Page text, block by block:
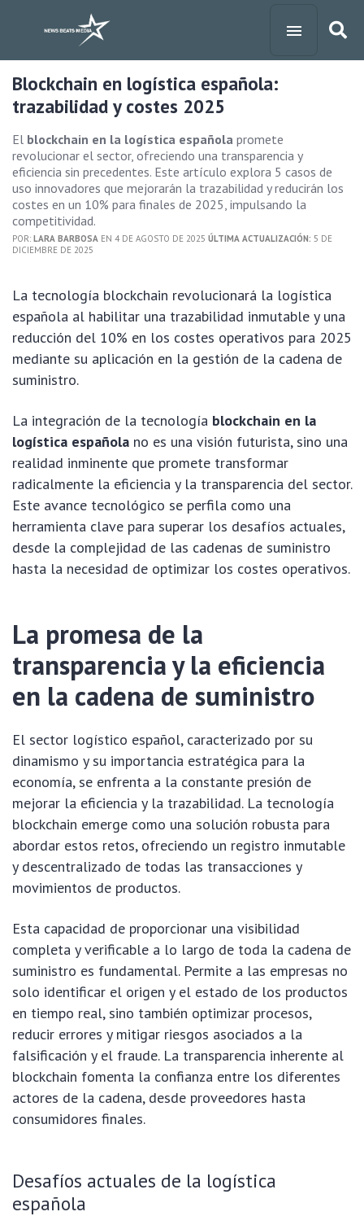
Blockchain en logística española:
trazabilidad y costes 2025
El blockchain en la logística española promete
revolucionar el sector, ofreciendo una transparencia y
eficiencia sin precedentes. Este artículo explora 5 casos de
uso innovadores que mejorarán la trazabilidad y reducirán los
costes en un 10% para finales de 2025, impulsando la
competitividad.
POR: LARA BARBOSA EN 4 DE AGOSTO DE 2025 ÚLTIMA ACTUALIZACIÓN: 5 DE
DICIEMBRE DE 2025
La tecnología blockchain revolucionará la logística
española al habilitar una trazabilidad inmutable y una
reducción del 10% en los costes operativos para 2025
mediante su aplicación en la gestión de la cadena de
suministro.
La integración de la tecnología blockchain en la
logística española no es una visión futurista, sino una
realidad inminente que promete transformar
radicalmente la eficiencia y la transparencia del sector.
Este avance tecnológico se perfila como una
herramienta clave para superar los desafíos actuales,
desde la complejidad de las cadenas de suministro
hasta la necesidad de optimizar los costes operativos.
La promesa de la
transparencia y la eficiencia
en la cadena de suministro
El sector logístico español, caracterizado por su
dinamismo y su importancia estratégica para la
economía, se enfrenta a la constante presión de
mejorar la eficiencia y la trazabilidad. La tecnología
blockchain emerge como una solución robusta para
abordar estos retos, ofreciendo un registro inmutable
y descentralizado de todas las transacciones y
movimientos de productos.
Esta capacidad de proporcionar una visibilidad
completa y verificable a lo largo de toda la cadena de
suministro es fundamental. Permite a las empresas no
solo identificar el origen y el estado de los productos
en tiempo real, sino también optimizar procesos,
reducir errores y mitigar riesgos asociados a la
falsificación y el fraude. La transparencia inherente al
blockchain fomenta la confianza entre los diferentes
actores de la cadena, desde proveedores hasta
consumidores finales.
Desafíos actuales de la logística
española